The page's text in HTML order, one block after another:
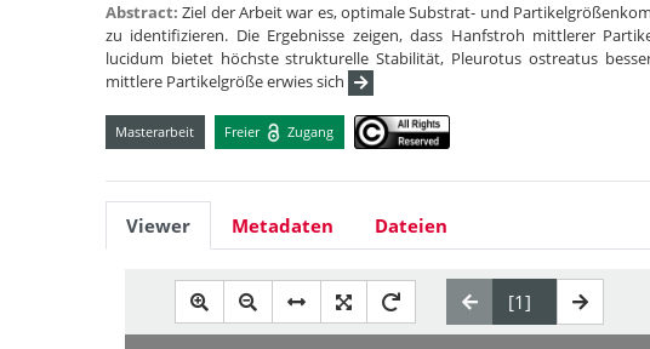
Abstract:Ziel der Arbeit war es, optimale Substrat- und
zu identifizieren. Die Ergebnisse zeigen, dass Hanfstroh mittlerer
lucidum bietet höchste strukturelle Stabilität, Pleurotus ostreatus
mittlere Partikelgröße erwies sich
Masterarbeit Freier Zugang
Viewer Metadaten Dateien